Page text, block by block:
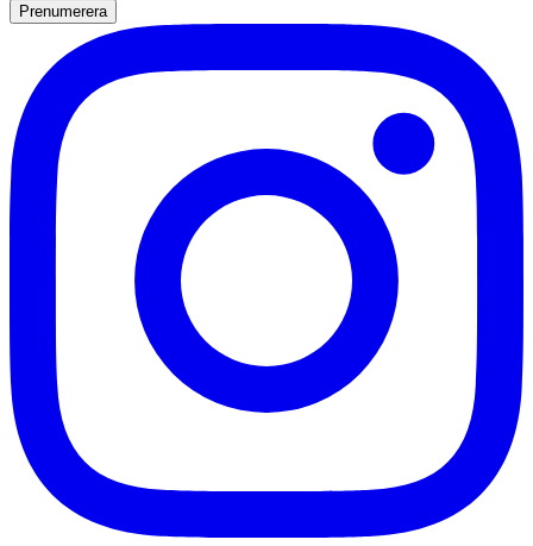
Prenumerera